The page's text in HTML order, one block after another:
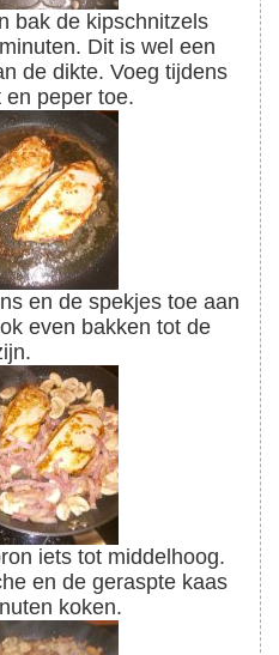
Dit is wel een
de dikte. Voeg tijdens
en peper toe.
even bakken tot de
iets tot middelhoog.
koken.